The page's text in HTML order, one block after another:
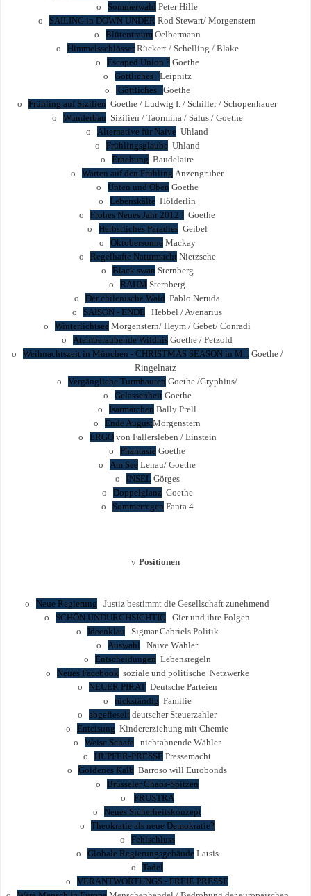
o Sommerwald Peter Hille
o SAILING in DOWN UNDER Rod Stewart/ Morgenstern
o Blütentraum Oelbermann
o HimmelsschlösserRückert / Schelling / Blake
o Escaped Union ? Goethe
o Göttliches
Leipnitz
o
Göttliches
Goethe
o Frühling auf Sizilien Goethe / Ludwig I. / Schiller / Schopenhauer
o Wunderbau Sizilien / Taormina / Salus / Goethe
o Alternative für Naive Uhland
o Frühlingsglaube Uhland
o Erhebung Baudelaire
o Warten auf den Frühling Anzengruber
o Unten und Oben Goethe
o Lebenskälte Hölderlin
o Frohes Neues Jahr 2012 ! Goethe
o Herbstliches ParadiesGeibel
o Oktobersonne Mackay
o Regelhafte Naturmacht Nietzsche
o Black swan Sternberg
o RAUM Sternberg
o Der chilenische Wald Pablo Neruda
o SAISON - ENDE Hebbel / Avenarius
o Winterlichtsee Morgenstern/ Heym / Gebet/ Conradi
o Atemberaubende Wildnis Goethe / Petzold
o Weihnachtszeit in München - CHRISTMAS SEASON in M...
Goethe /
Ringelnatz
o Vergängliche Turmbauten Goethe /Gryphius/
o Gelassenheit Goethe
o Isarmärchen Bally Prell
o Ende AugustMorgenstern
o ERGOvon Fallersleben / Einstein
o Phantasie Goethe
o Am See Lenau/ Goethe
o INSEL Görges
o DoppelglanzGoethe
o Sommerregen Fanta 4
v Positionen
o Neue Regierung Justiz bestimmt die Gesellschaft zunehmend
o SCHÖN UNDURCHSICHTIG Gier und ihre Folgen
o Ideenklau Sigmar Gabriels Politik
o Auswahl Naive Wähler
o Entscheidungen Lebensregeln
o Neues Facebook soziale und politische Netzwerke
o NEUER PIRATDeutsche Parteien
o rückständig Familie
o abgefieselt deutscher Steuerzahler
o Enteisung Kindererziehung mit Chemie
o Weise Schafe nichtahnende Wähler
o HÜPFER-PRESSE Pressemacht
o Goldenes Kalb Barroso will Eurobonds
o Brüsseler Chaos-Spitzen
o FRUSTRA
o Neues Sicherheitskonzept
o Theokratie als neue Demokratie?
o Fehlschluss
o Globale Regierungsgebäude Latsis
o Tadel
o VERANTWORTUNGS - FREIE PRESSE